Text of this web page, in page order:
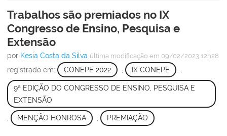
Trabalhos são premiados no IX
Congresso de Ensino, Pesquisa e
Extensão
por Kesia Costa da Silva última modificação em 09/02/2023 12h28
registrado em: CONEPE 2022 IX CONEPE
9ª EDIÇÃO DO CONGRESSO DE ENSINO, PESQUISA E
EXTENSÃO
, MENÇÃO HONROSA , PREMIAÇÃO